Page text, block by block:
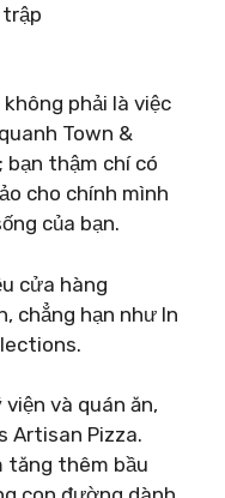
phải là việc
Town &
bạn thậm chí có
cho chính mình
của bạn.
cửa hàng
chẳng hạn như In
và quán ăn,
Artisan Pizza.
tăng thêm bầu